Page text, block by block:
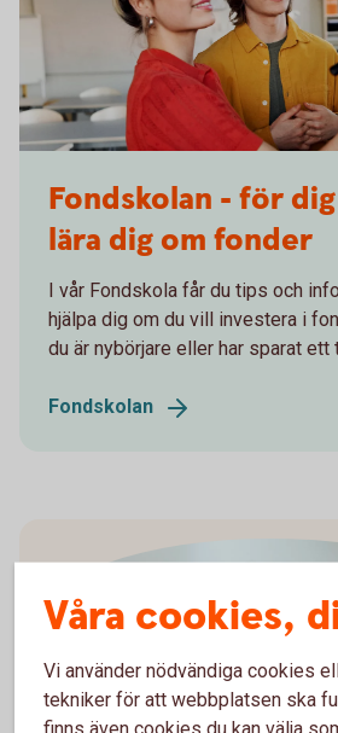
Fondskolan - för
lära dig om fonder
I vår Fondskola får du tips och
hjälpa dig om du vill investera i
du är nybörjare eller har sparat ett
Fondskolan
Våra cookies,
Vi använder nödvändiga cookies
tekniker för att webbplatsen ska
finns även cookies du kan välja